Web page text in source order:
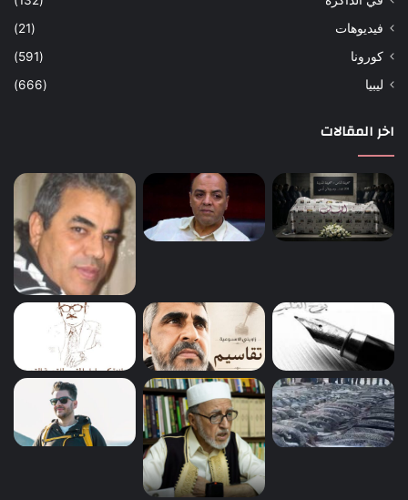
فيديوهات
(21)
كورونا
(591)
ليبيا
(666)
اخر المقالات